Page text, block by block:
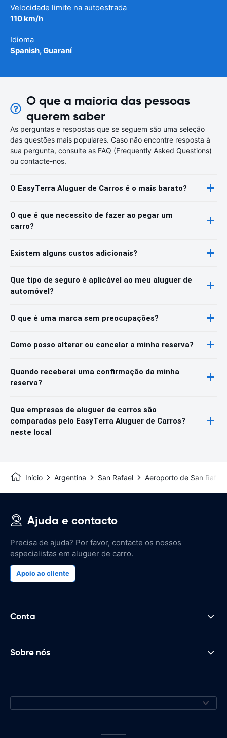
Velocidade limite na autoestrada
110 km/h
Idioma
Spanish, Guaraní
O que a maioria das pessoas
querem saber
As perguntas e respostas que se seguem são uma seleção
das questões mais populares. Caso não encontre resposta à
sua pergunta, consulte as FAQ (Frequently Asked Questions)
ou contacte-nos.
O EasyTerra Aluguer de Carros é o mais barato?
O que é que necessito de fazer ao pegar um
carro?
Existem alguns custos adicionais?
Que tipo de seguro é aplicável ao meu aluguer de
automóvel?
O que é uma marca sem preocupações?
Como posso alterar ou cancelar a minha reserva?
Quando receberei uma confirmação da minha
reserva?
Que empresas de aluguer de carros são
comparadas pelo EasyTerra Aluguer de Carros?
neste local
Início Argentina San Rafael Aeroporto de San Rafael
Ajuda e contacto
Precisa de ajuda? Por favor, contacte os nossos
especialistas em aluguer de carro.
Apoio ao cliente
Conta
Sobre nós